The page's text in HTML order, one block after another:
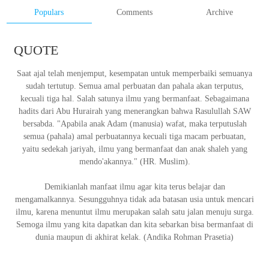
Populars Comments Archive
QUOTE
Saat ajal telah menjemput, kesempatan untuk memperbaiki semuanya
sudah tertutup. Semua amal perbuatan dan pahala akan terputus,
kecuali tiga hal. Salah satunya ilmu yang bermanfaat. Sebagaimana
hadits dari Abu Hurairah yang menerangkan bahwa Rasulullah SAW
bersabda. "Apabila anak Adam (manusia) wafat, maka terputuslah
semua (pahala) amal perbuatannya kecuali tiga macam perbuatan,
yaitu sedekah jariyah, ilmu yang bermanfaat dan anak shaleh yang
mendo'akannya." (HR. Muslim).
Demikianlah manfaat ilmu agar kita terus belajar dan
mengamalkannya. Sesungguhnya tidak ada batasan usia untuk mencari
ilmu, karena menuntut ilmu merupakan salah satu jalan menuju surga.
Semoga ilmu yang kita dapatkan dan kita sebarkan bisa bermanfaat di
dunia maupun di akhirat kelak. (Andika Rohman Prasetia)